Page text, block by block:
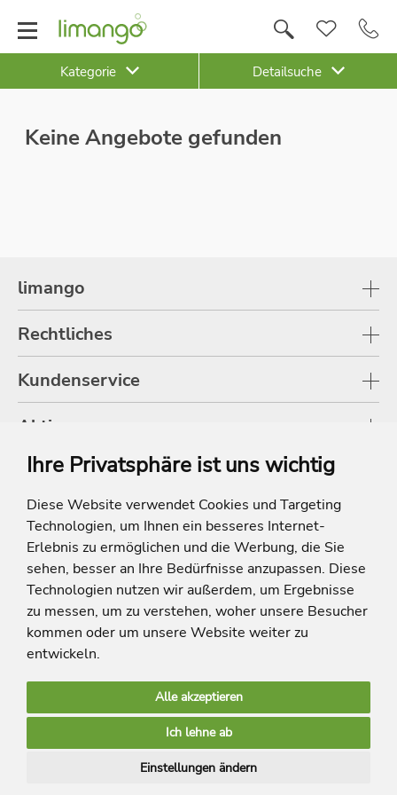
Ihre Privatsphäre ist uns wichtig
Diese Website verwendet Cookies und Targeting
Technologien, um Ihnen ein besseres Internet-
Erlebnis zu ermöglichen und die Werbung, die Sie
sehen, besser an Ihre Bedürfnisse anzupassen. Diese
Technologien nutzen wir außerdem, um Ergebnisse
zu messen, um zu verstehen, woher unsere Besucher
kommen oder um unsere Website weiter zu
entwickeln.
Alle akzeptieren
Ich lehne ab
Einstellungen ändern
Kategorie Detailsuche
Keine Angebote gefunden
limango
Rechtliches
Kundenservice
Aktionen
Shop
* Die Ersparnis bezieht sich auf die aktuellen Listenpreise der Hotels, bei
Paketangeboten auf die Summe der Preise der Einzelleistungen.
**Streichpreise beziehen sich auf die ursprünglichen Preise des Reiseveranstalters.
limango Apps